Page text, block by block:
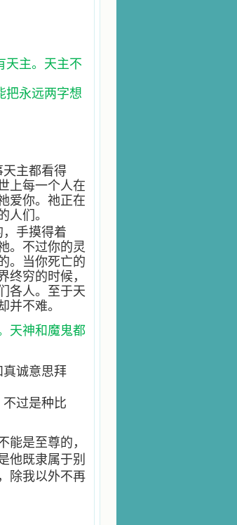
天主。天主不
把永远两字想
主都看得
上每一个人在
爱你。祂正在
人们。
手摸得着
。不过你的灵
。当你死亡的
终穷的时候，
各人。至于天
并不难。
天神和魔鬼都
诚意思拜
过是种比
能是至尊的，
他既隶属于别
除我以外不再